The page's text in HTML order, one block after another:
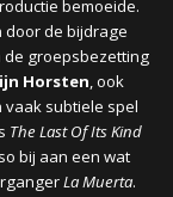
bemoeide.
door de bijdrage
de groepsbezetting
Horsten, ook
subtiele spel
The Last Of Its Kind
bij aan een wat
La Muerta.